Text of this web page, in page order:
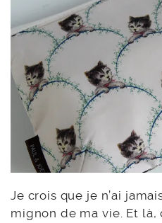
Je crois que je n’ai
mignon de ma vie. Et là,